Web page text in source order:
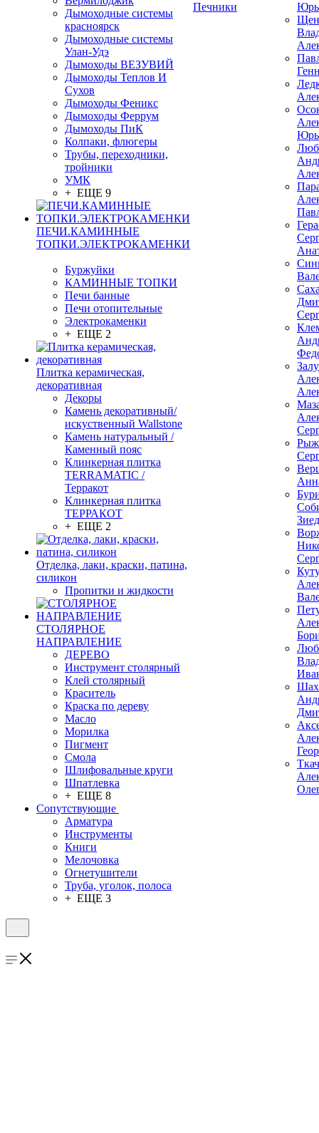
Дымоходные системы
красноярск
Дымоходные системы
Улан-Удэ
Дымоходы ВЕЗУВИЙ
Дымоходы Теплов И
Сухов
Дымоходы Феникс
Дымоходы Феррум
Дымоходы ПиК
Колпаки, флюгеры
Трубы, переходники,
тройники
УМК
+ ЕЩЕ 9
ПЕЧИ.КАМИННЫЕ
ТОПКИ.ЭЛЕКТРОКАМЕНКИ
Буржуйки
КАМИННЫЕ ТОПКИ
Печи банные
Печи отопительные
Электрокаменки
+ ЕЩЕ 2
Плитка керамическая,
декоративная
Декоры
Камень декоративный/
искуственный Wallstone
Камень натуральный /
Каменный пояс
Клинкерная плитка
TERRAMATIC /
Терракот
Клинкерная плитка
ТЕРРАКОТ
+ ЕЩЕ 2
Отделка, лаки, краски, патина,
силикон
Пропитки и жидкости
СТОЛЯРНОЕ
НАПРАВЛЕНИЕ
ДЕРЕВО
Инструмент столярный
Клей столярный
Краситель
Краска по дереву
Масло
Морилка
Пигмент
Смола
Шлифовальные круги
Шпатлевка
+ ЕЩЕ 8
Сопутствующие
Арматура
Инструменты
Книги
Мелочовка
Огнетушители
Труба, уголок, полоса
+ ЕЩЕ 3
Печники